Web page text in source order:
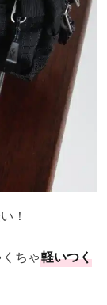
！
ちゃ軽いつく